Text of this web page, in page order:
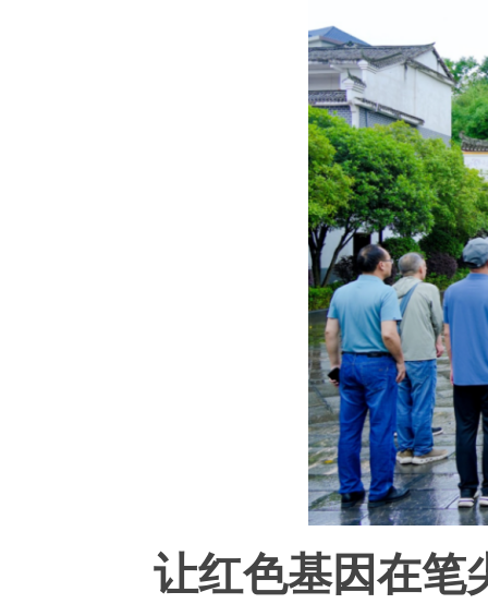
让红色基因在笔